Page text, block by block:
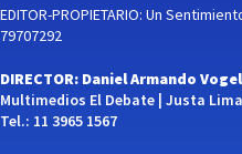
EDITOR-PROPIETARIO: Un
79707292
DIRECTOR: Daniel Armando
Multimedios El Debate | Justa
Tel.: 11 3965 1567